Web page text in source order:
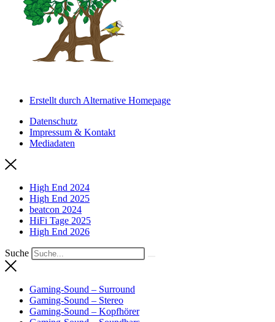
Erstellt durch Alternative Homepage
Datenschutz
Impressum & Kontakt
Mediadaten
High End 2024
High End 2025
beatcon 2024
HiFi Tage 2025
High End 2026
Suche
Gaming-Sound – Surround
Gaming-Sound – Stereo
Gaming-Sound – Kopfhörer